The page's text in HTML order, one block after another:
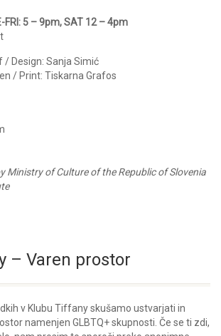
FRI: 5 – 9pm, SAT 12 – 4pm
/ Design: Sanja Simić
/ Print: Tiskarna Grafos
Ministry of Culture of the Republic of Slovenia
– Varen prostor
v Klubu Tiffany skušamo ustvarjati in
namenjen GLBTQ+ skupnosti. Če se ti zdi,